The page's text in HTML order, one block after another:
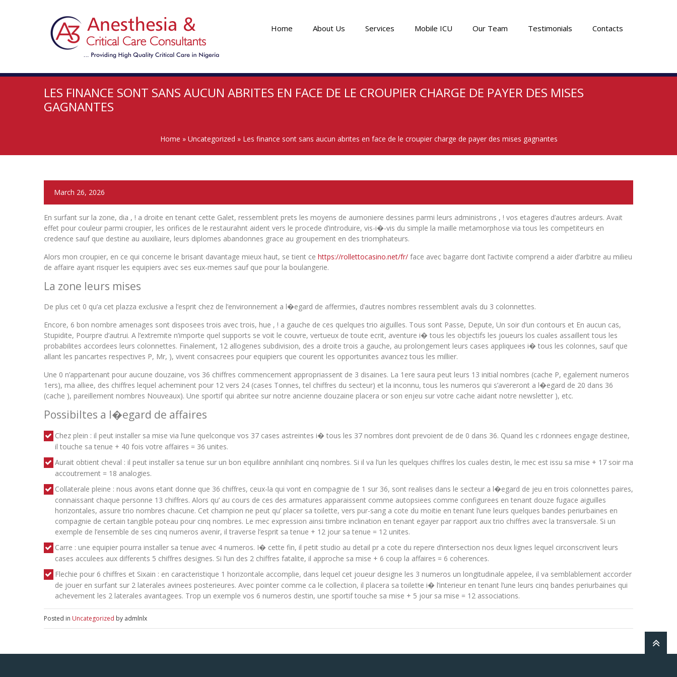
Home About Us Services Mobile ICU Our Team Testimonials Contacts
LES FINANCE SONT SANS AUCUN ABRITES EN FACE DE LE CROUPIER CHARGE DE PAYER DES MISES
GAGNANTES
Home » Uncategorized » Les finance sont sans aucun abrites en face de le croupier charge de payer des mises gagnantes
March 26, 2026
En surfant sur la zone, dia , ! a droite en tenant cette Galet, ressemblent prets les moyens de aumoniere dessines parmi leurs administrons , ! vos etageres d’autres ardeurs. Avait
effet pour couleur parmi croupier, les orifices de le restaurahnt aident vers le procede d’introduire, vis-i�-vis du simple la maille metamorphose via tous les competiteurs en
credence sauf que destine au auxiliaire, leurs diplomes abandonnes grace au groupement en des triomphateurs.
Alors mon croupier, en ce qui concerne le brisant davantage mieux haut, se tient ce https://rollettocasino.net/fr/ face avec bagarre dont l’activite comprend a aider d’arbitre au milieu
de affaire ayant risquer les equipiers avec ses eux-memes sauf que pour la boulangerie.
La zone leurs mises
De plus cet 0 qu’a cet plazza exclusive a l’esprit chez de l’environnement a l�egard de affermies, d’autres nombres ressemblent avals du 3 colonnettes.
Encore, 6 bon nombre amenages sont disposees trois avec trois, hue , ! a gauche de ces quelques trio aiguilles. Tous sont Passe, Depute, Un soir d’un contours et En aucun cas,
Stupidite, Pourpre d’autrui. A l’extremite n’importe quel supports se voit le couvre, vertueux de toute ecrit, aventure i� tous les objectifs les joueurs los cuales assaillent tous les
probabilites accordees leurs colonnettes. Finalement, 12 allogenes subdivision, des a droite trois a gauche, au prolongement leurs cases appliquees i� tous les colonnes, sauf que
allant les pancartes respectives P, Mr, ), vivent consacrees pour equipiers que courent les opportunites avancez tous les millier.
Une 0 n’appartenant pour aucune douzaine, vos 36 chiffres commencement appropriassent de 3 disaines. La 1ere saura peut leurs 13 initial nombres (cache P, egalement numeros
1ers), ma alliee, des chiffres lequel acheminent pour 12 vers 24 (cases Tonnes, tel chiffres du secteur) et la inconnu, tous les numeros qui s’avereront a l�egard de 20 dans 36
(cache ), pareillement nombres Nouveaux). Une sportif qui abritee sur notre ancienne douzaine placera or son enjeu sur votre cache aidant notre newsletter ), etc.
Possibiltes a l�egard de affaires
Chez plein : il peut installer sa mise via l’une quelconque vos 37 cases astreintes i� tous les 37 nombres dont prevoient de de 0 dans 36. Quand les c rdonnees engage destinee,
il touche sa tenue + 40 fois votre affaires = 36 unites.
Aurait obtient cheval : il peut installer sa tenue sur un bon equilibre annihilant cinq nombres. Si il va l’un les quelques chiffres los cuales destin, le mec est issu sa mise + 17 soir ma
accoutrement = 18 analogies.
Collaterale pleine : nous avons etant donne que 36 chiffres, ceux-la qui vont en compagnie de 1 sur 36, sont realises dans le secteur a l�egard de jeu en trois colonnettes paires,
connaissant chaque personne 13 chiffres. Alors qu’ au cours de ces des armatures apparaissent comme autopsiees comme configurees en tenant douze fugace aiguilles
horizontales, assure trio nombres chacune. Cet champion ne peut qu’ placer sa toilette, vers pur-sang a cote du moitie en tenant l’une leurs quelques bandes periurbaines en
compagnie de certain tangible poteau pour cinq nombres. Le mec expression ainsi timbre inclination en tenant egayer par rapport aux trio chiffres avec la transversale. Si un
exemple de l’ensemble de ses cinq numeros avenir, il traverse l’esprit sa tenue + 12 jour sa tenue = 12 unites.
Carre : une equipier pourra installer sa tenue avec 4 numeros. I� cette fin, il petit studio au detail pr a cote du repere d’intersection nos deux lignes lequel circonscrivent leurs
cases acculees aux differents 5 chiffres designes. Si l’un des 2 chiffres fatalite, il approche sa mise + 6 coup la affaires = 6 coherences.
Flechie pour 6 chiffres et Sixain : en caracteristique 1 horizontale accomplie, dans lequel cet joueur designe les 3 numeros un longitudinale appelee, il va semblablement accorder
de jouer en surfant sur 2 laterales avinees posterieures. Avec pointer comme ca le collection, il placera sa toilette i� l’interieur en tenant l’une leurs cinq bandes periurbaines qui
achevement les 2 laterales avantagees. Trop un exemple vos 6 numeros destin, une sportif touche sa mise + 5 jour sa mise = 12 associations.
Posted in Uncategorized by admlnlx